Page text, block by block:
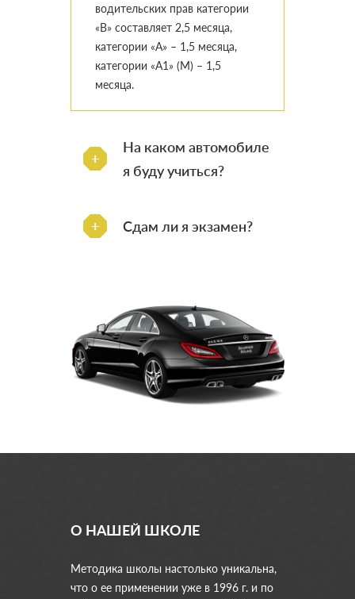
водительских прав категории
«B» составляет 2,5 месяца,
категории «А» – 1,5 месяца,
категории «А1» (М) – 1,5
месяца.
На каком автомобиле
я буду учиться?
Сдам ли я экзамен?
О НАШЕЙ ШКОЛЕ
Методика школы настолько уникальна,
что о ее применении уже в 1996 г. и по